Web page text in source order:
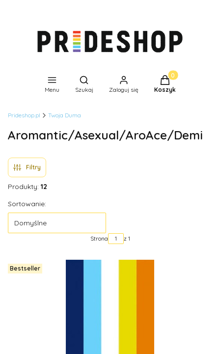
Menu
Otwórz wyszukiwarkę
Szukaj Zaloguj się
Produkty w
Koszyk
Prideshop.pl Twoja Duma
Aromantic/Asexual/AroAce/Demi
Filtry
Produkty: 12
Lista produktów
Sortowanie:
Domyślne
Strona z 1
Bestseller